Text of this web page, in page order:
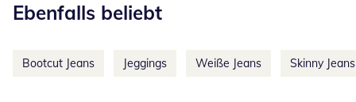
Ebenfalls beliebt
Bootcut Jeans Jeggings Weiße Jeans Skinny Jeans